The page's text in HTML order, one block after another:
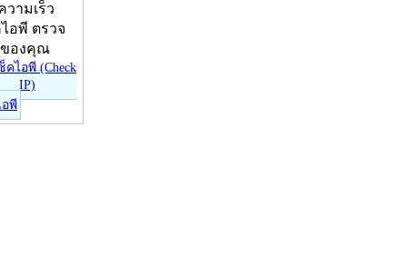
วามเร็ว
อพี ตรวจ
ของคุณ
อพี